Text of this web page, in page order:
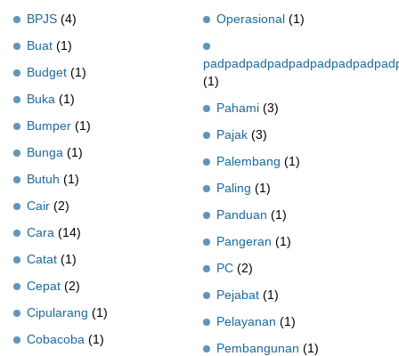
BPJS (4)
Buat (1)
Budget (1)
Buka (1)
Bumper (1)
Bunga (1)
Butuh (1)
Cair (2)
Cara (14)
Catat (1)
Cepat (2)
Cipularang (1)
Cobacoba (1)
Operasional (1)
(1)
Pahami (3)
Pajak (3)
Palembang (1)
Paling (1)
Panduan (1)
Pangeran (1)
PC (2)
Pejabat (1)
Pelayanan (1)
Pembangunan (1)